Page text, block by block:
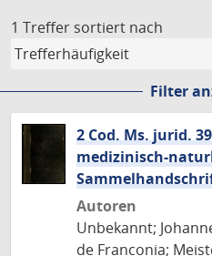
1 Treffer sortiert nach
Filter
2 Cod. Ms. jurid.
medizinisch-
Autoren
Unbekannt;
de Franconia;